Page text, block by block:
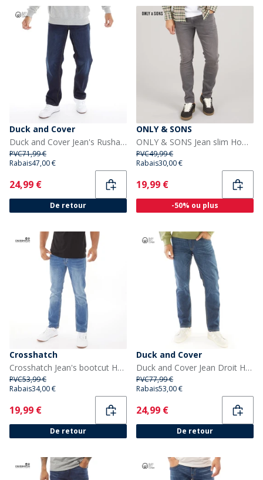
Duck and Cover
Duck and Cover Jean's Rushawn Coupe Décontractée Denim Foncé
PVC71,99 €
Rabais47,00 €
Current
24,99 €
De retour
ONLY & SONS
ONLY & SONS Jean slim Homme Grey Denim
PVC49,99 €
Rabais30,00 €
Current
19,99 €
-50% ou plus
Crosshatch
Crosshatch Jean's bootcut Homme Stone Wash
PVC53,99 €
Rabais34,00 €
Current
19,99 €
De retour
Duck and Cover
Duck and Cover Jean Droit Hydras Homme Bleu
PVC77,99 €
Rabais53,00 €
Current
24,99 €
De retour